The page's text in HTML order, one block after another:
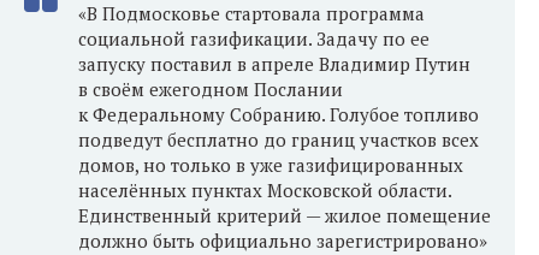
«В Подмосковье стартовала программа
социальной газификации. Задачу по ее
запуску поставил в апреле Владимир Путин
в своём ежегодном Послании
к Федеральному Собранию. Голубое топливо
подведут бесплатно до границ участков всех
домов, но только в уже газифицированных
населённых пунктах Московской области.
Единственный критерий — жилое помещение
должно быть официально зарегистрировано»